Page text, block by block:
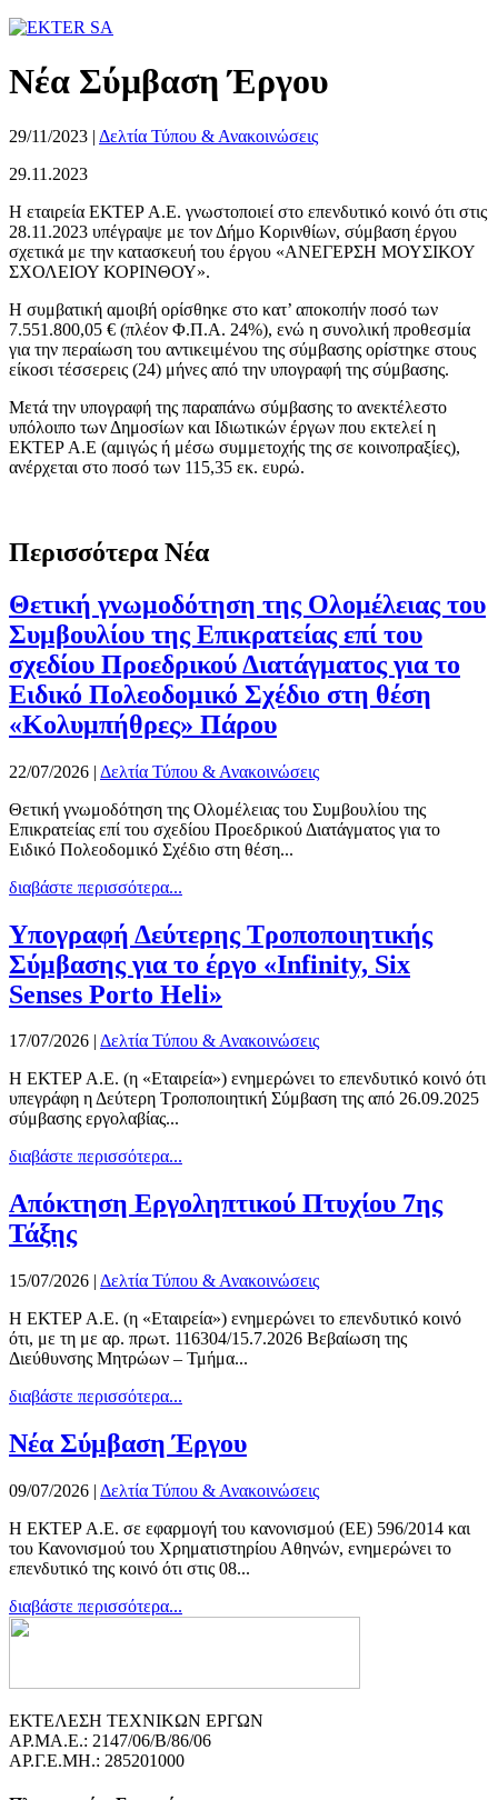
Νέα Σύμβαση Έργου
29/11/2023 | Δελτία Τύπου & Ανακοινώσεις
29.11.2023
Η εταιρεία ΕΚΤΕΡ Α.Ε. γνωστοποιεί στο επενδυτικό κοινό ότι στις
28.11.2023 υπέγραψε με τον Δήμο Κορινθίων, σύμβαση έργου
σχετικά με την κατασκευή του έργου «ΑΝΕΓΕΡΣΗ ΜΟΥΣΙΚΟΥ
ΣΧΟΛΕΙΟΥ ΚΟΡΙΝΘΟΥ».
Η συμβατική αμοιβή ορίσθηκε στο κατ’ αποκοπήν ποσό των
7.551.800,05 € (πλέον Φ.Π.Α. 24%), ενώ η συνολική προθεσμία
για την περαίωση του αντικειμένου της σύμβασης ορίστηκε στους
είκοσι τέσσερεις (24) μήνες από την υπογραφή της σύμβασης.
Μετά την υπογραφή της παραπάνω σύμβασης το ανεκτέλεστο
υπόλοιπο των Δημοσίων και Ιδιωτικών έργων που εκτελεί η
ΕΚΤΕΡ Α.Ε (αμιγώς ή μέσω συμμετοχής της σε κοινοπραξίες),
ανέρχεται στο ποσό των 115,35 εκ. ευρώ.
Περισσότερα Νέα
Θετική γνωμοδότηση της Ολομέλειας του
Συμβουλίου της Επικρατείας επί του
σχεδίου Προεδρικού Διατάγματος για το
Ειδικό Πολεοδομικό Σχέδιο στη θέση
«Κολυμπήθρες» Πάρου
22/07/2026 | Δελτία Τύπου & Ανακοινώσεις
Θετική γνωμοδότηση της Ολομέλειας του Συμβουλίου της
Επικρατείας επί του σχεδίου Προεδρικού Διατάγματος για το
Ειδικό Πολεοδομικό Σχέδιο στη θέση...
διαβάστε περισσότερα...
Υπογραφή Δεύτερης Τροποποιητικής
Σύμβασης για το έργο «Infinity, Six
Senses Porto Heli»
17/07/2026 | Δελτία Τύπου & Ανακοινώσεις
Η ΕΚΤΕΡ Α.Ε. (η «Εταιρεία») ενημερώνει το επενδυτικό κοινό ότι
υπεγράφη η Δεύτερη Τροποποιητική Σύμβαση της από 26.09.2025
σύμβασης εργολαβίας...
διαβάστε περισσότερα...
Απόκτηση Εργοληπτικού Πτυχίου 7ης
Τάξης
15/07/2026 | Δελτία Τύπου & Ανακοινώσεις
Η ΕΚΤΕΡ Α.Ε. (η «Εταιρεία») ενημερώνει το επενδυτικό κοινό
ότι, με τη με αρ. πρωτ. 116304/15.7.2026 Βεβαίωση της
Διεύθυνσης Μητρώων – Τμήμα...
διαβάστε περισσότερα...
Νέα Σύμβαση Έργου
09/07/2026 | Δελτία Τύπου & Ανακοινώσεις
Η ΕΚΤΕΡ Α.Ε. σε εφαρμογή του κανονισμού (ΕΕ) 596/2014 και
του Κανονισμού του Χρηματιστηρίου Αθηνών, ενημερώνει το
επενδυτικό της κοινό ότι στις 08...
διαβάστε περισσότερα...
ΕΚΤΕΛΕΣΗ ΤΕΧΝΙΚΩΝ ΕΡΓΩΝ
ΑΡ.ΜΑ.Ε.: 2147/06/B/86/06
ΑΡ.Γ.Ε.ΜΗ.: 285201000